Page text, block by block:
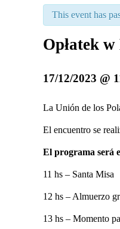
This event has
Opłatek
17/12/2023 @
La Unión de los
El encuentro se
El programa será
11 hs – Santa Misa
12 hs – Almuerzo
13 hs – Momento